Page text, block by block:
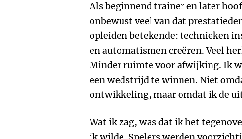
Als beginnend trainer en later
onbewust veel van dat
opleiden betekende: technieken
en automatismen creëren. Veel
Minder ruimte voor afwijking. Ik
een wedstrijd te winnen. Niet
ontwikkeling, maar omdat ik de
Wat ik zag, was dat ik het